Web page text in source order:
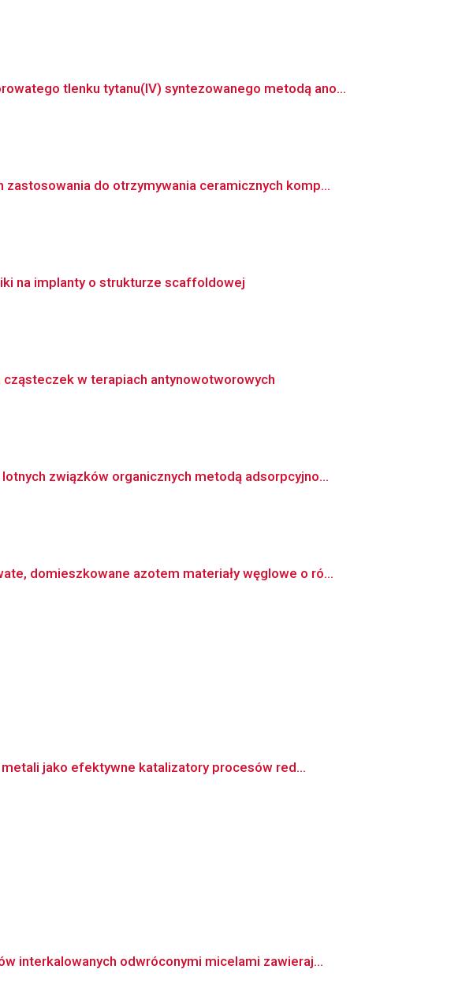
tlenku tytanu(IV) syntezowanego metodą ano...
do otrzymywania ceramicznych komp...
na implanty o strukturze scaffoldowej
cząsteczek w terapiach antynowotworowych
związków organicznych metodą adsorpcyjno...
domieszkowane azotem materiały węglowe o ró...
jako efektywne katalizatory procesów red...
interkalowanych odwróconymi micelami zawieraj...